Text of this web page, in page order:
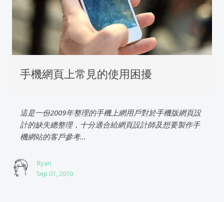
手機網頁上常見的使用困擾
這是一份2009年整理的手機上網用戶對於手機版網頁設
計的缺失總整理，十分適合給網頁設計師及想要製作手
機網站的客戶參考...
Ryan
Sep 01, 2010